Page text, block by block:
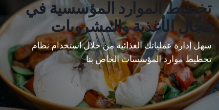
تخطيط الموارد المؤسسية في
مجال الأغذية والمشروبات
سهل إدارة عملياتك الغذائية من خلال استخدام نظام
تخطيط موارد المؤسسات الخاص بنا